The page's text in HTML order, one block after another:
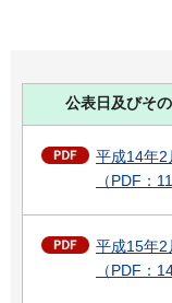
公表日及びそ
平成14年2
（PDF：
平成15年2
（PDF：